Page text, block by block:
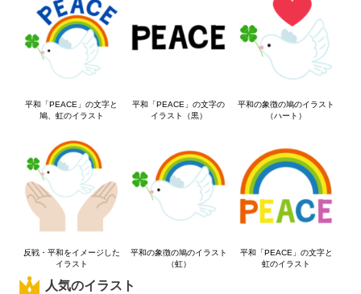
平和「PEACE」の文字と
鳩、虹のイラスト
平和「PEACE」の文字の
イラスト（黒）
平和の象徴の鳩のイラスト
（ハート）
反戦・平和をイメージした
イラスト
平和の象徴の鳩のイラスト
（虹）
平和「PEACE」の文字と
虹のイラスト
人気のイラスト